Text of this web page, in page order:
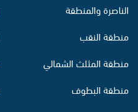
الناصرة والمنطقة
منطقة النقب
منطقة المثلث الشمالي
منطقة البطوف